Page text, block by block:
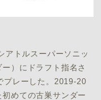
アトルスーパーソニッ
）にドラフト指名さ
プレーした。2019-20
めての古巣サンダー